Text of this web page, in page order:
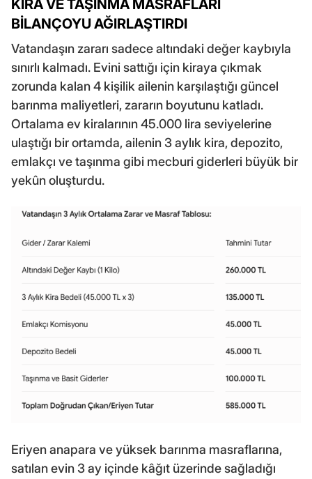
KİRA VE TAŞINMA MASRAFLARI
BİLANÇOYU AĞIRLAŞTIRDI
Vatandaşın zararı sadece altındaki değer kaybıyla
sınırlı kalmadı. Evini sattığı için kiraya çıkmak
zorunda kalan 4 kişilik ailenin karşılaştığı güncel
barınma maliyetleri, zararın boyutunu katladı.
Ortalama ev kiralarının 45.000 lira seviyelerine
ulaştığı bir ortamda, ailenin 3 aylık kira, depozito,
emlakçı ve taşınma gibi mecburi giderleri büyük bir
yekûn oluşturdu.
Eriyen anapara ve yüksek barınma masraflarına,
satılan evin 3 ay içinde kâğıt üzerinde sağladığı